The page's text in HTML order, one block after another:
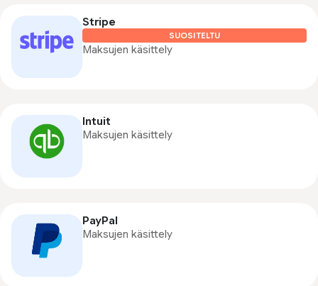
Stripe
SUOSITELTU
Maksujen käsittely
Intuit
Maksujen käsittely
PayPal
Maksujen käsittely